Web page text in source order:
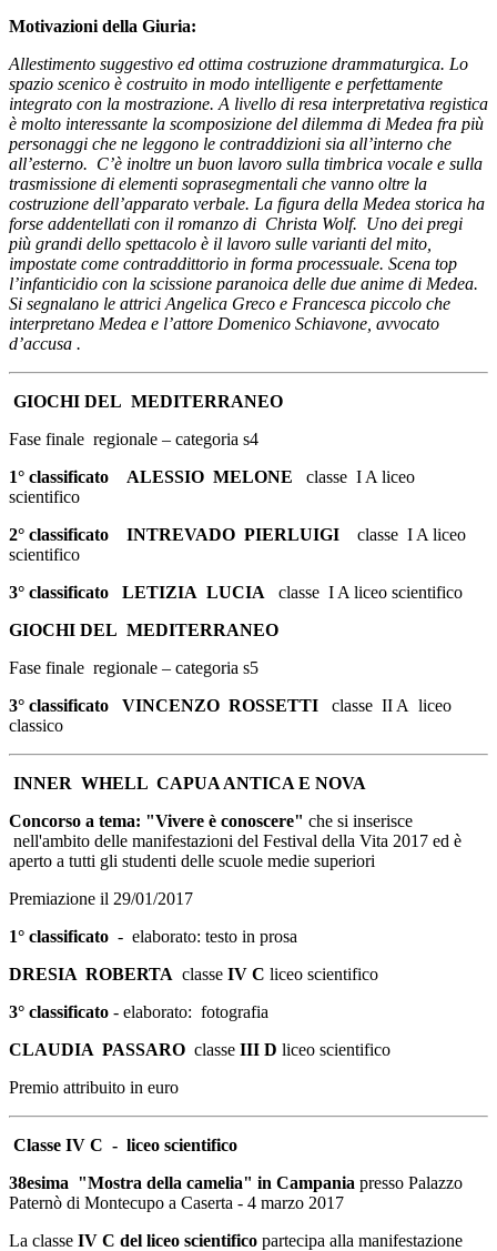
Motivazioni della Giuria:
Allestimento suggestivo ed ottima costruzione drammaturgica. Lo
spazio scenico è costruito in modo intelligente e perfettamente
integrato con la mostrazione. A livello di resa interpretativa registica
è molto interessante la scomposizione del dilemma di Medea fra più
personaggi che ne leggono le contraddizioni sia all’interno che
all’esterno. C’è inoltre un buon lavoro sulla timbrica vocale e sulla
trasmissione di elementi soprasegmentali che vanno oltre la
costruzione dell’apparato verbale. La figura della Medea storica ha
forse addentellati con il romanzo di Christa Wolf. Uno dei pregi
più grandi dello spettacolo è il lavoro sulle varianti del mito,
impostate come contraddittorio in forma processuale. Scena top
l’infanticidio con la scissione paranoica delle due anime di Medea.
Si segnalano le attrici Angelica Greco e Francesca piccolo che
interpretano Medea e l’attore Domenico Schiavone, avvocato
d’accusa .
GIOCHI DEL MEDITERRANEO
Fase finale regionale – categoria s4
1° classificato
ALESSIO MELONE
classe I A liceo
scientifico
2° classificato
INTREVADO PIERLUIGI classe I A liceo
scientifico
3° classificato
LETIZIA LUCIA classe I A liceo scientifico
GIOCHI DEL MEDITERRANEO
Fase finale regionale – categoria s5
3° classificato
VINCENZO ROSSETTI classe II A liceo
classico
INNER WHELL CAPUA ANTICA E NOVA
Concorso a tema: "Vivere è conoscere" che si inserisce
nell'ambito delle manifestazioni del Festival della Vita 2017 ed è
aperto a tutti gli studenti delle scuole medie superiori
Premiazione il 29/01/2017
1° classificato - elaborato: testo in prosa
DRESIA ROBERTA classe IV C liceo scientifico
3° classificato - elaborato: fotografia
CLAUDIA PASSARO classe III D liceo scientifico
Premio attribuito in euro
Classe IV C - liceo scientifico
38esima "Mostra della camelia" in Campania presso Palazzo
Paternò di Montecupo a Caserta - 4 marzo 2017
La classe IV C del liceo scientifico partecipa alla manifestazione